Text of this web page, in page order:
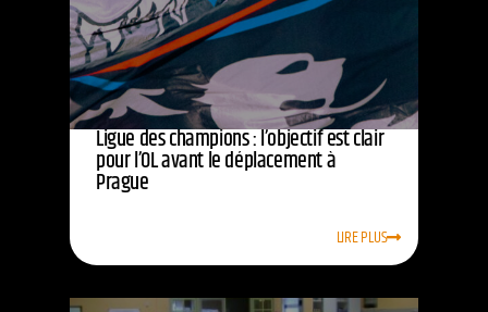
Ligue des champions : l’objectif est clair
pour l’OL avant le déplacement à
Prague
LIRE PLUS